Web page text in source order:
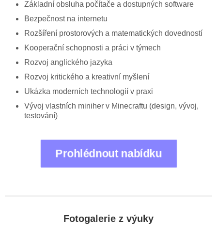
Základní obsluha počítače a dostupných software
Bezpečnost na internetu
Rozšíření prostorových a matematických dovedností
Kooperační schopnosti a práci v týmech
Rozvoj anglického jazyka
Rozvoj kritického a kreativní myšlení
Ukázka moderních technologií v praxi
Vývoj vlastních miniher v Minecraftu (design, vývoj,
testování)
Prohlédnout nabídku
Fotogalerie z výuky